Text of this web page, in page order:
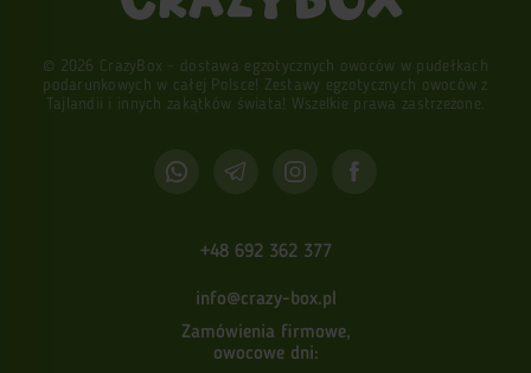
© 2026 CrazyBox - dostawa egzotycznych owoców w pudełkach
podarunkowych w całej Polsce! Zestawy egzotycznych owoców z
Tajlandii i innych zakątków świata! Wszelkie prawa zastrzeżone.
+48 692 362 377
info@crazy-box.pl
Zamówienia firmowe,
owocowe dni: